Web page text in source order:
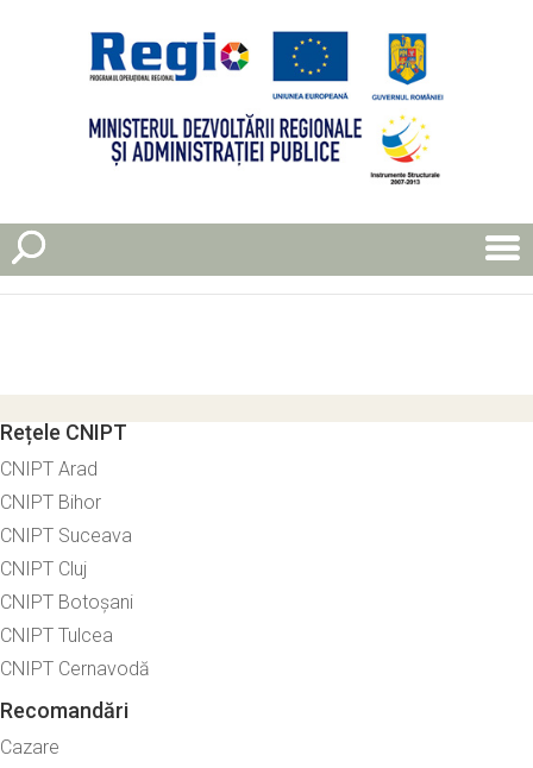
Rețele CNIPT
CNIPT Arad
CNIPT Bihor
CNIPT Suceava
CNIPT Cluj
CNIPT Botoșani
CNIPT Tulcea
CNIPT Cernavodă
Recomandări
Cazare